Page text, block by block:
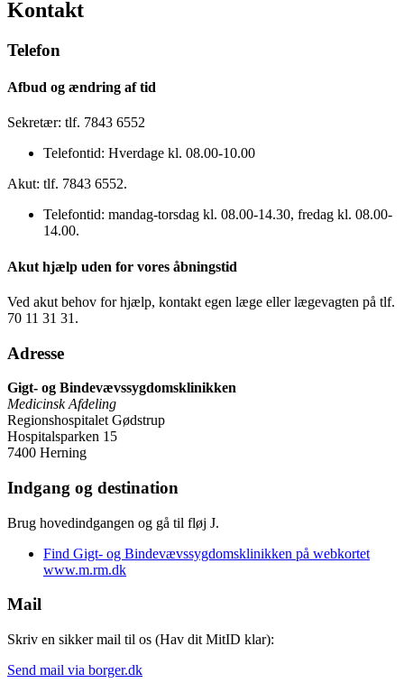
Kontakt
Telefon
Afbud og ændring af tid
Sekretær: tlf. 7843 6552
Telefontid: Hverdage kl. 08.00-10.00
Akut: tlf. 7843 6552.
Telefontid: mandag-torsdag kl. 08.00-14.30, fredag kl. 08.00-
14.00.
Akut hjælp uden for vores åbningstid
Ved akut behov for hjælp, kontakt egen læge eller lægevagten på tlf.
70 11 31 31.
Adresse
Gigt- og Bindevævssygdomsklinikken
Medicinsk Afdeling
Regionshospitalet Gødstrup
Hospitalsparken 15
7400 Herning
Indgang og destination
Brug hovedindgangen og gå til fløj J.
Find Gigt- og Bindevævssygdomsklinikken på webkortet
www.m.rm.dk
Mail
Skriv en sikker mail til os (Hav dit MitID klar):
Send mail via borger.dk